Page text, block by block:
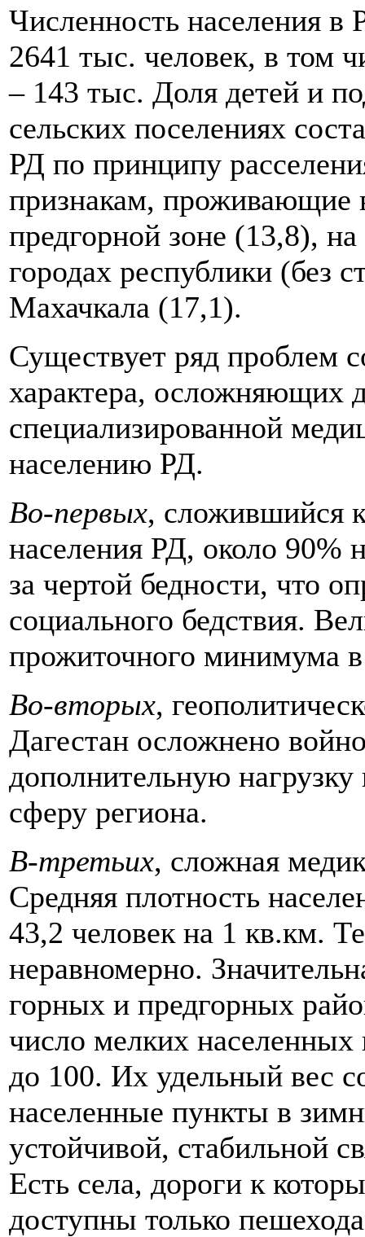
Численность населения в
2641 тыс. человек, в том
– 143 тыс. Доля детей и
сельских поселениях
РД по принципу
признакам, проживающие
предгорной зоне (13,8),
городах республики (без
Махачкала (17,1).
Существует ряд проблем
характера, осложняющих
специализированной
населению РД.
Во-первых, сложившийся
населения РД, около 90%
за чертой бедности, что
социального бедствия.
прожиточного минимума
Во-вторых,
Дагестан осложнено
дополнительную
сферу региона.
В-третьих, сложная
Средняя плотность
43,2 человек на 1 кв.км.
неравномерно.
горных и предгорных
число мелких
до 100. Их удельный вес
населенные пункты в
устойчивой, стабильной
Есть села, дороги к
доступны только